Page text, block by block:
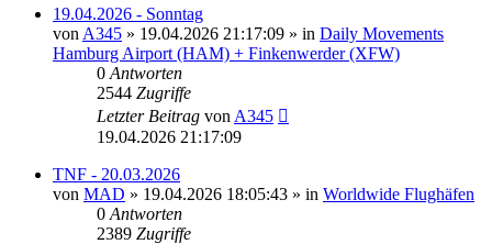
19.04.2026 - Sonntag
von A345 » 19.04.2026 21:17:09 » in Daily Movements
Hamburg Airport (HAM) + Finkenwerder (XFW)
0 Antworten
2544 Zugriffe
Letzter Beitrag von A345
19.04.2026 21:17:09
TNF - 20.03.2026
von MAD » 19.04.2026 18:05:43 » in Worldwide Flughäfen
0 Antworten
2389 Zugriffe